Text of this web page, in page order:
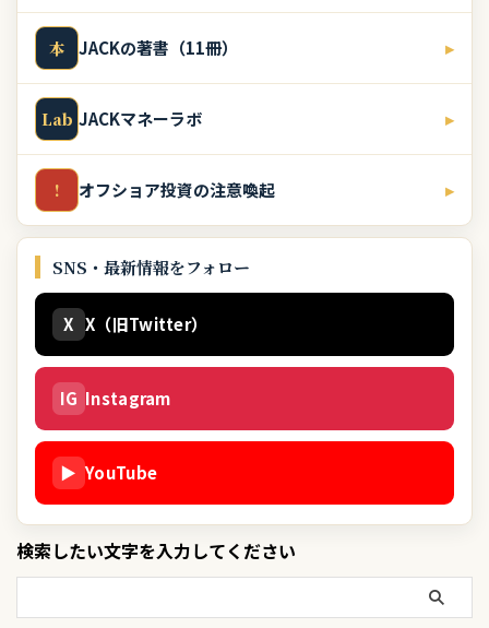
本 JACKの著書（11冊） ▸
Lab JACKマネーラボ ▸
! オフショア投資の注意喚起 ▸
SNS・最新情報をフォロー
X X（旧Twitter）
IG Instagram
▶ YouTube
検索したい文字を入力してください